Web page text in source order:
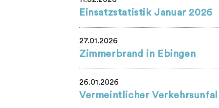
Einsatzstatistik Januar 2026
27.01.2026
Zimmerbrand in Ebingen
26.01.2026
Vermeintlicher